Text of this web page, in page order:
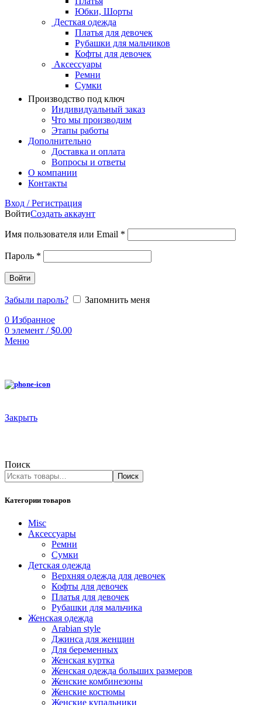
Юбки, Шорты
Десткая одежда
Платья для девочек
Рубашки для мальчиков
Кофты для девочек
Аксессуары
Ремни
Сумки
Производство под ключ
Индивидуальный заказ
Что мы производим
Этапы работы
Дополнительно
Доставка и оплата
Вопросы и ответы
О компании
Контакты
Вход / Регистрация
ВойтиСоздать аккаунт
Имя пользователя или Email *
Пароль *
Войти
Забыли пароль?
Запомнить меня
0 Избранное
0 элемент / $0.00
Меню
Закрыть
Поиск
Поиск
Категории товаров
Misc
Аксессуары
Ремни
Сумки
Детская одежда
Верхняя одежда для девочек
Кофты для девочек
Платья для девочек
Рубашки для мальчика
Женская одежда
Arabian style
Джинса для женщин
Для беременных
Женская куртка
Женская одежда больших размеров
Женские комбинезоны
Женские костюмы
Женские купальники